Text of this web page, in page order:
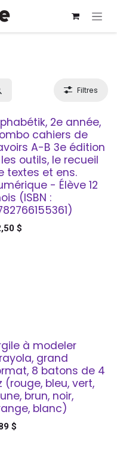
Filtres
2e année,
cahiers de
A-B 3e édition
outils, le recueil
textes et ens.
- Élève 12
(ISBN :
$
à modeler
grand
8 batons de 4
(rouge, bleu, vert,
brun, noir,
blanc)
$